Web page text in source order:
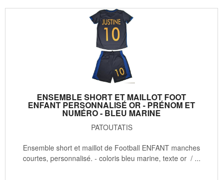
ENSEMBLE SHORT ET MAILLOT FOOT
ENFANT PERSONNALISÉ OR - PRÉNOM ET
NUMÉRO - BLEU MARINE
PATOUTATIS
Ensemble short et maillot de Football ENFANT manches
courtes, personnalisé. - coloris bleu marine, texte or / ...